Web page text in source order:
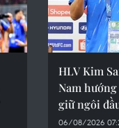
HLV Kim
Nam
giữ ngôi
06/08/2026